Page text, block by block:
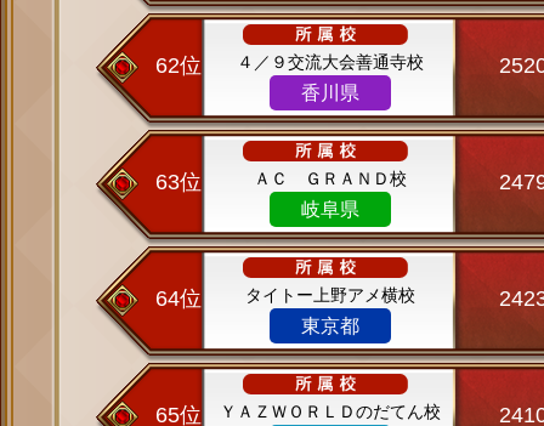
62位 ４／９交流大会善通寺校
香川県
63位 ＡＣ ＧＲＡＮＤ校
岐阜県
64位 タイトー上野アメ横校
東京都
65位 ＹＡＺＷＯＲＬＤのだてん校